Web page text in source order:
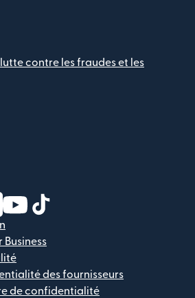
contre les fraudes et les
nouvelle fenêtre)
une nouvelle fenêtre)
dans une nouvelle fenêtre)
(s'ouvre dans une nouvelle fenêtre)
(s'ouvre dans une nouvelle
des fournisseurs
de confidentialité